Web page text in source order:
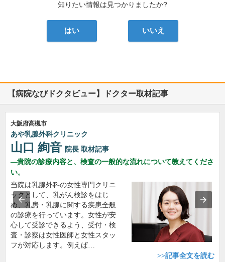
知りたい情報は見つかりましたか?
はい いいえ
【病院なびドクタビュー】ドクター取材記事
大阪府高槻市
あや乳腺外科クリニック
山口 絢音 院長 取材記事
貴院の診療内容と、検査の一般的な流れについて教えてくださ
い。
当院は乳腺外科の女性専門クリニ
ックとして、乳がん検診をはじ
め、乳房・乳腺に関する疾患全般
の診療を行っています。女性が安
心して受診できるよう、受付・検
査・診察は女性医師と女性スタッ
フが対応します。例えば…
>>記事全文を読む